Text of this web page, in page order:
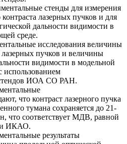
стенды для измерения
лазерных пучков и для
дальности видимости в
среде.
исследования величины
лазерных пучков и величины
видимости в модельной
использованием
ИОА СО РАН.
что контраст лазерного пучка
тумана сохраняется до 21-
что соответствует МДВ, равной
ИКАО.
результаты